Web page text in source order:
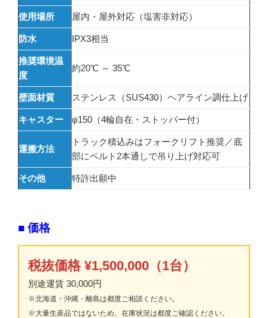
使用場所 屋内・屋外対応（塩害非対応）
防水 IPX3相当
推奨環境温
度
約20℃ ～ 35℃
壁面材質 ステンレス（SUS430）ヘアライン調仕上げ
キャスター φ150（4輪自在・ストッパー付）
運搬方法
トラック積込みはフォークリフト推奨／底
部にベルト2本通しで吊り上げ対応可
その他 特許出願中
■ 価格
税抜価格 ¥1,500,000（1台）
別途運賃 30,000円
※北海道・沖縄・離島は都度ご相談ください。
※大量生産品ではないため、在庫状況は都度ご確認ください。